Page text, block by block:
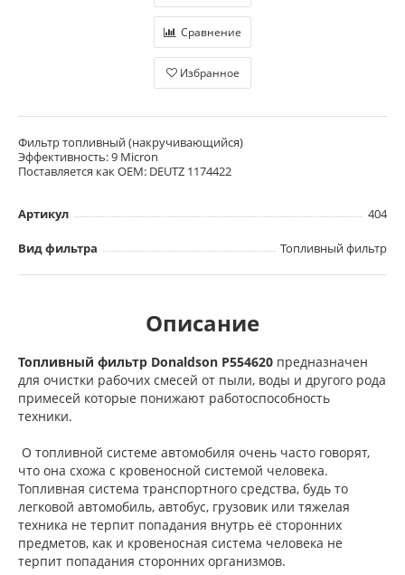
Сравнение
Избранное
Фильтр топливный (накручивающийся)
Эффективность: 9 Micron
Поставляется как OEM: DEUTZ 1174422
Артикул 404
Вид фильтра Топливный фильтр
Описание
Топливный фильтр Donaldson P554620 предназначен
для очистки рабочих смесей от пыли, воды и другого рода
примесей которые понижают работоспособность
техники.
О топливной системе автомобиля очень часто говорят,
что она схожа с кровеносной системой человека.
Топливная система транспортного средства, будь то
легковой автомобиль, автобус, грузовик или тяжелая
техника не терпит попадания внутрь её сторонних
предметов, как и кровеносная система человека не
терпит попадания сторонних организмов.